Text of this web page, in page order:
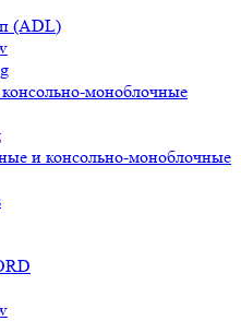
(ADL)
моноблочные
и консольно-моноблочные